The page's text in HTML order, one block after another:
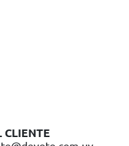
CLIENTE